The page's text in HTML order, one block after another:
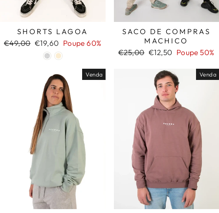
SHORTS LAGOA
Preço
€49,00 Preço
saldo
€19,60 Poupe 60%
SACO DE COMPRAS
MACHICO
Preço
€25,00 Preço
saldo
€12,50 Poupe 50%
Venda Venda